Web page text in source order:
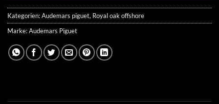
Kategorien:Audemars piguet, Royal oak offshore
Marke:Audemars Piguet